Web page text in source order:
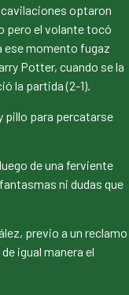
optaron
pero el volante tocó
ese momento fugaz
Potter, cuando se la
la partida (2-1).
pillo para percatarse
de una ferviente
ni dudas que
previo a un reclamo
igual manera el